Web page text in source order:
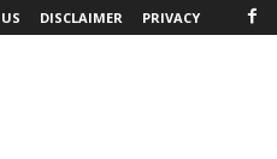
DISCLAIMER PRIVACY